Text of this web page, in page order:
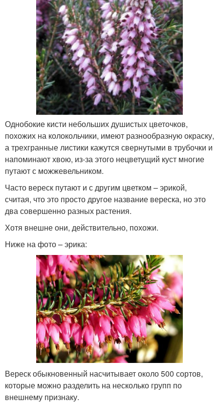
Однобокие кисти небольших душистых цветочков,
похожих на колокольчики, имеют разнообразную окраску,
а трехгранные листики кажутся свернутыми в трубочки и
напоминают хвою, из-за этого нецветущий куст многие
путают с можжевельником.
Часто вереск путают и с другим цветком – эрикой,
считая, что это просто другое название вереска, но это
два совершенно разных растения.
Хотя внешне они, действительно, похожи.
Ниже на фото – эрика:
Вереск обыкновенный насчитывает около 500 сортов,
которые можно разделить на несколько групп по
внешнему признаку.